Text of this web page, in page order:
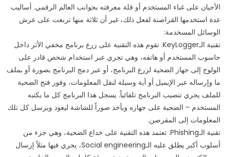
الأحيان على غباء المستخدم أو قلة معرفته بجوانب العالم الرقمي. أساليب
عدة استخدمها القراصنة لفعل ذلك، غير أن ثلاثة منها تربعت على عرش
الوسائل المسخدمة:
تقنية الـKeyLogger. تقوم هذه التقنية على زرع برنامج مخفي الأثر داخل
حاسوب المستخدم أو هاتفه، وهي تجري عبر استخدام شخص قادر على
الولوج إلى جهاز الضحية لزرع البرنامج، أو عبر دمج البرنامج بصورة أو بملف
ما وإرساله عبر الإيميل أو أية وسيلة لنقل المعلومات، وفور فتح الضحية
للملف يجري تنصيب البرنامج تلقائياً. يسجل هذا البرنامج كل ما يكتبه
المستخدم – الضحية على جهازه ويأخذ صوراً للشاشة ليعود ويرسل كل تلك
المعلومات إلى المقرصن.
تقنية الـPhishing. تعتمد هذه التقنية على خداع الضحية، وهي جزء من
أسلوب أكبر يطلق عليه الـSocial engineering، يجري فيها مثلاً إرسال